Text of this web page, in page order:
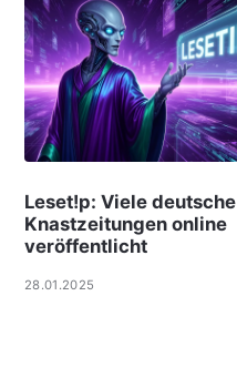
Leset!p: Viele deut­sche
Knast­zei­tungen online
ver­öf­f­ent­licht
28.01.2025